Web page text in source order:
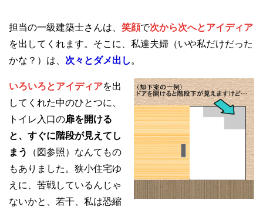
担当の一級建築士さんは、 笑顔で次から次へとアイディア
を出してくれます。そこに、私達夫婦（いや私だけだった
かな？）は、 次々とダメ出し 。
いろいろとアイディアを出
してくれた中のひとつに、
トイレ入口の扉を開ける
と、すぐに階段が見えてし
まう
（図参照）なんてもの
もありました。狭小住宅ゆ
えに、苦戦しているんじゃ
ないかと、若干、私は恐縮